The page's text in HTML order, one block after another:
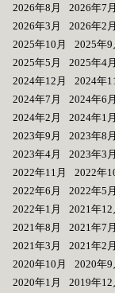
2026年8月
2026年7月
2026年3月
2026年2月
2025年10月
2025年9
2025年5月
2025年4月
2024年12月
2024年
2024年7月
2024年6月
2024年2月
2024年1月
2023年9月
2023年8月
2023年4月
2023年3月
2022年11月
2022年
2022年6月
2022年5月
2022年1月
2021年12
2021年8月
2021年7月
2021年3月
2021年2月
2020年10月
2020年9
2020年1月
2019年12